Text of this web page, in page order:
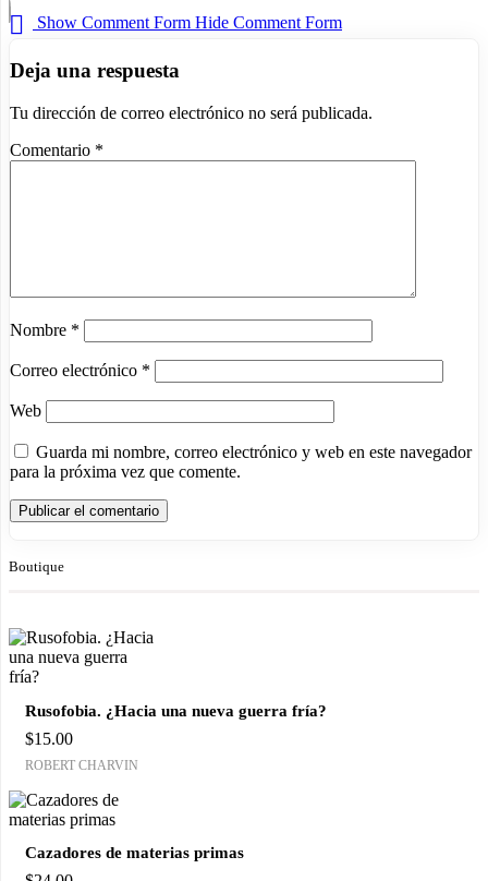
Compartir
Show Comment Form Hide Comment Form
Deja una respuesta
Tu dirección de correo electrónico no será publicada.
Comentario *
Nombre *
Correo electrónico *
Web
Guarda mi nombre, correo electrónico y web en este navegador
para la próxima vez que comente.
Boutique
Rusofobia. ¿Hacia una nueva guerra fría?
$15.00
ROBERT CHARVIN
Cazadores de materias primas